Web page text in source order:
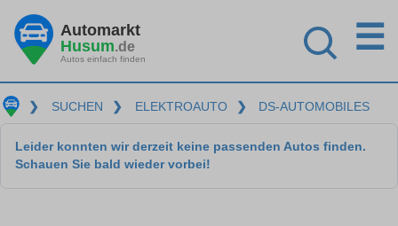
Automarkt
Husum.de
Autos einfach finden
☰
❯ SUCHEN ❯ ELEKTROAUTO ❯ DS-AUTOMOBILES
Leider konnten wir derzeit keine passenden Autos finden.
Schauen Sie bald wieder vorbei!